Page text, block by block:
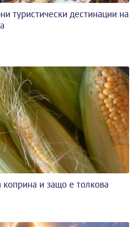
туристически дестинации на
и защо е толкова